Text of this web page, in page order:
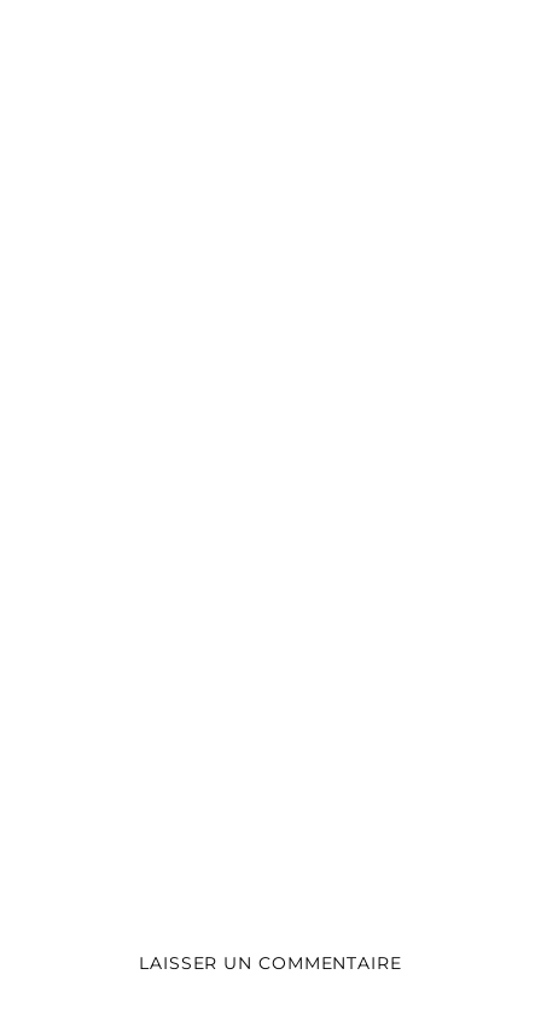
LAISSER UN COMMENTAIRE